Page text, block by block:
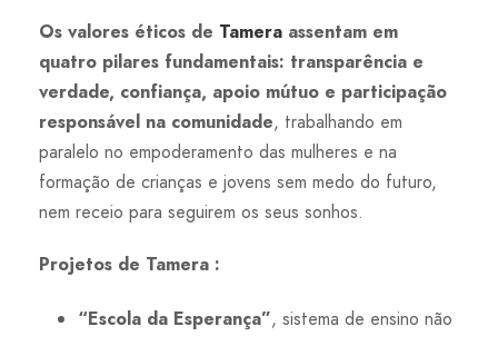
Os valores éticos de Tamera assentam em
quatro pilares fundamentais: transparência e
verdade, confiança, apoio mútuo e participação
responsável na comunidade, trabalhando em
paralelo no empoderamento das mulheres e na
formação de crianças e jovens sem medo do futuro,
nem receio para seguirem os seus sonhos.
Projetos de Tamera :
“Escola da Esperança”, sistema de ensino não